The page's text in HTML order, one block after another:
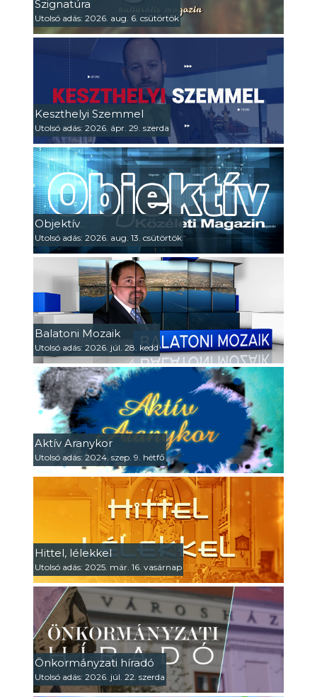
Szignatúra
Utolsó adás: 2026. aug. 6. csütörtök
Keszthelyi Szemmel
Utolsó adás: 2026. ápr. 29. szerda
Objektív
Utolsó adás: 2026. aug. 13. csütörtök
Balatoni Mozaik
Utolsó adás: 2026. júl. 28. kedd
Aktív Aranykor
Utolsó adás: 2024. szep. 9. hétfő
Hittel, lélekkel
Utolsó adás: 2025. már. 16. vasárnap
Önkormányzati híradó
Utolsó adás: 2026. júl. 22. szerda